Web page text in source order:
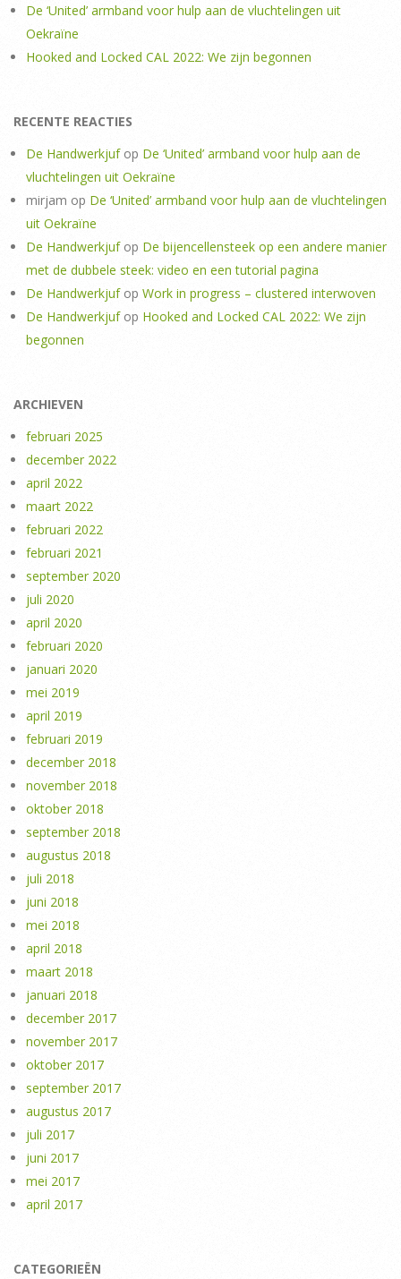
De ‘United’ armband voor hulp aan de vluchtelingen uit
Oekraïne
Hooked and Locked CAL 2022: We zijn begonnen
RECENTE REACTIES
De Handwerkjufop De ‘United’ armband voor hulp aan de
vluchtelingen uit Oekraïne
mirjam op De ‘United’ armband voor hulp aan de vluchtelingen
uit Oekraïne
De Handwerkjufop De bijencellensteek op een andere manier
met de dubbele steek: video en een tutorial pagina
De Handwerkjufop Work in progress – clustered interwoven
De Handwerkjufop Hooked and Locked CAL 2022: We zijn
begonnen
ARCHIEVEN
februari 2025
december 2022
april 2022
maart 2022
februari 2022
februari 2021
september 2020
juli 2020
april 2020
februari 2020
januari 2020
mei 2019
april 2019
februari 2019
december 2018
november 2018
oktober 2018
september 2018
augustus 2018
juli 2018
juni 2018
mei 2018
april 2018
maart 2018
januari 2018
december 2017
november 2017
oktober 2017
september 2017
augustus 2017
juli 2017
juni 2017
mei 2017
april 2017
CATEGORIEËN